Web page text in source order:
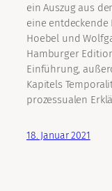
ein Auszug aus
eine entdeckende
Hoebel und
Hamburger
Einführung,
Kapitels
prozessualen
18. Januar 2021